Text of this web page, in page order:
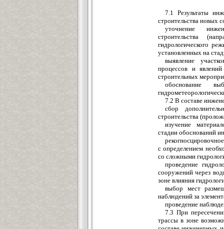
7.1 Результаты
строительства новых
уточнение
строительства
гидрологического
установленных на
выявление
процессов и
строительных
обоснование
7.2 В составе
сбор
строительства
изучение
стадии обоснований
с определением
со сложными
проведение
сооружений через
зоне влияния
выбор мест
наблюдений за
проведение
7.3 При
трассы в зоне